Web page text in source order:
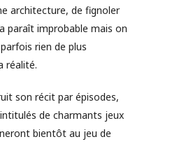
architecture, de fignoler
paraît improbable mais on
rien de plus
réalité.
son récit par épisodes,
de charmants jeux
bientôt au jeu de